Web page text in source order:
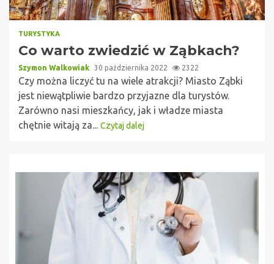
TURYSTYKA
Co warto zwiedzić w Ząbkach?
Szymon Walkowiak 30 października 2022 2322
Czy można liczyć tu na wiele atrakcji? Miasto Ząbki
jest niewątpliwie bardzo przyjazne dla turystów.
Zarówno nasi mieszkańcy, jak i władze miasta
chętnie witają za... Czytaj dalej